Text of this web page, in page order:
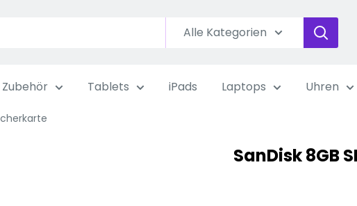
Alle Kategorien
Zubehör Tablets iPads Laptops Uhren
SanDisk 8GB